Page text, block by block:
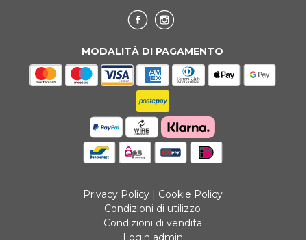
MODALITÀ DI PAGAMENTO
Privacy Policy| Cookie Policy
Condizioni di utilizzo
Condizioni di vendita
Login admin